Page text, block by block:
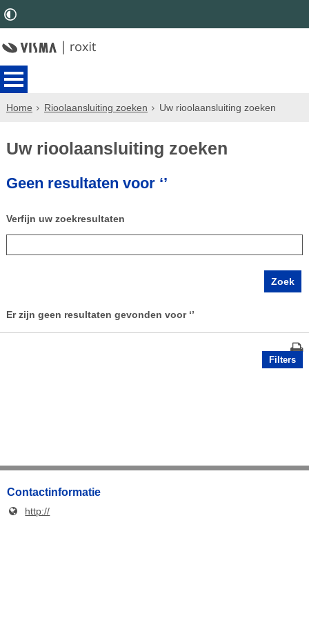
Home Rioolaansluiting zoeken Uw rioolaansluiting zoeken
Uw rioolaansluiting zoeken
Geen resultaten voor ‘’
Verfijn uw zoekresultaten
Er zijn geen resultaten gevonden voor ‘’
Filters
Contactinformatie
http://